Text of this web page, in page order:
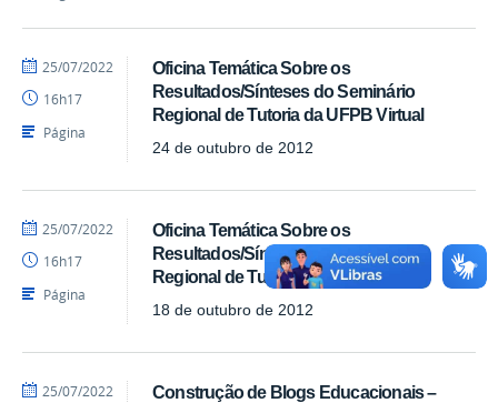
Oficina Temática Sobre os
Resultados/Sínteses do Seminário
Regional de Tutoria da UFPB Virtual
24 de outubro de 2012
por
-
SEAD
publicado
25/07/2022
16h17
Página
Oficina Temática Sobre os
Resultados/Sínteses do Seminário
Regional de Tutoria da UFPB Virtual
18 de outubro de 2012
por
-
SEAD
publicado
25/07/2022
16h17
Página
Construção de Blogs Educacionais –
por
publicado
25/07/2022